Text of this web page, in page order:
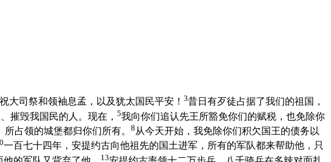
大司祭和领袖息孟，以及犹太国民平安！ 3昔日有歹徒占据了我们的祖国，
摧毁我国民的人。现在， 5我向你们追认先王所豁免你们的赋税，也免除你
占领的城堡都归你们所有。 8从今天开始，我免除你们积欠国王的债务以
一百七十四年，安提约古向他祖先的国土进军，所有的军队都来帮助他，只
13